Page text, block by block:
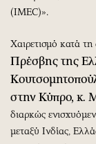
(IMEC)».
Χαιρετισμό κατά
Πρέσβης της
στην Κύπρο, κ.
διαρκώς
μεταξύ Ινδίας,